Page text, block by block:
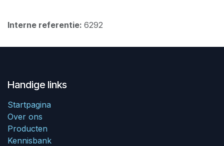
Interne referentie: 6292
Handige links
Startpagina
Over ons
Producten
Kennisbank